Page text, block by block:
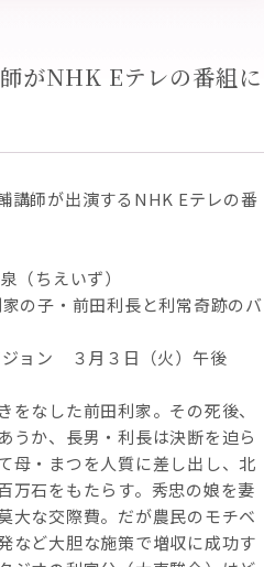
がNHK Eテレの番組に
講師が出演するNHK Eテレの番
（ちえいず）
の子・前田利長と利常奇跡のバ
ョン ３月３日（火）午後
なした前田利家。その死後、
うか、長男・利長は決断を迫ら
母・まつを人質に差し出し、北
万石をもたらす。秀忠の娘を妻
大な交際費。だが農民のモチベ
など大胆な施策で増収に成功す